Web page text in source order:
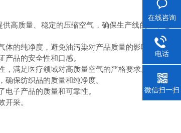
质量、稳定的压缩空气，确保生产线的正常运
的纯净度，避免油污染对产品质量的影响。
品的安全性和口感。
满足医疗领域对高质量空气的严格要求。
保纺织品的质量和纯净度。
子产品的质量和可靠性。
采。
在线咨询
电话
微信扫一扫